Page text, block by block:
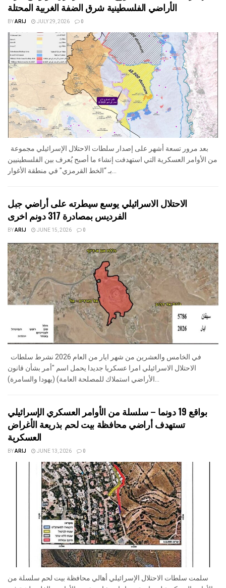
الأراضي الفلسطينية شرق الضفة الغربية المحتلة
BYARIJ JULY 29, 2026 0
من الأوامر العسكرية التي استهدفت إنشاء ما أصبح يُعرف بين الفلسطينيين
الاحتلال الاسرائيلي يوسع سيطرته على أراضي جبل
الفرديس بمصادرة 317 دونم اخرى
BYARIJ JUNE 15, 2026 0
الاحتلال الاسرائيلي امرا عسكريا جديدا يحمل اسم "أمر بشأن قانون
بواقع 19 دونما – سلسلة من الأوامر العسكري الإسرائيلي
تستهدف أراضي محافظة بيت لحم بذريعة الأغراض
العسكرية
BYARIJ JUNE 13, 2026 0
سلمت سلطات الاحتلال الإسرائيلي أهالي محافظة بيت لحم سلسلة من